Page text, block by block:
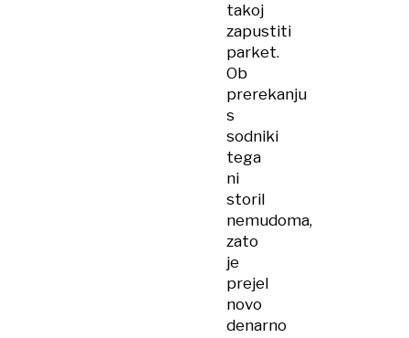
takoj
zapustiti
parket.
Ob
prerekanju
s
sodniki
tega
ni
storil
nemudoma,
zato
je
prejel
novo
denarno